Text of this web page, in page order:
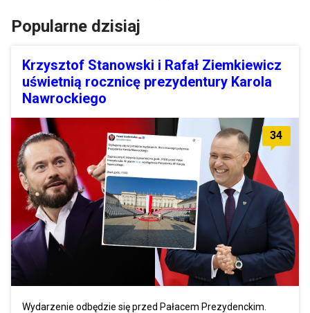
Popularne dzisiaj
Krzysztof Stanowski i Rafał Ziemkiewicz
uświetnią rocznicę prezydentury Karola
Nawrockiego
34
Wydarzenie odbędzie się przed Pałacem Prezydenckim.